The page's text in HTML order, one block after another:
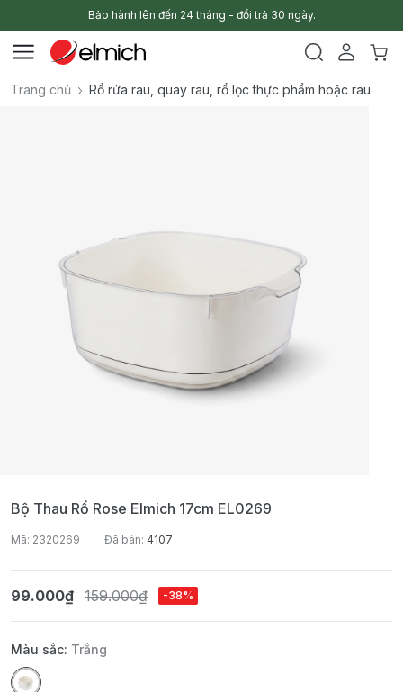
Bảo hành lên đến 24 tháng - đổi trả 30 ngày.
Trang chủ Rổ rửa rau, quay rau, rổ lọc thực phẩm hoặc rau
Bộ Thau Rổ Rose Elmich 17cm EL0269
Mã: 2320269 Đã bán: 4107
99.000₫ 159.000₫ -38%
Màu sắc: Trắng